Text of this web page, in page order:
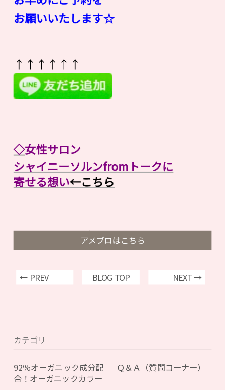
お願いいたします☆
↑↑↑↑↑↑
◇女性サロン
シャイニーソルンfromトークに
寄せる想い←こちら
アメブロはこちら
← PREV BLOG TOP NEXT →
カテゴリ
92％オーガニック成分配
合！オーガニックカラー
Ｑ＆Ａ（質問コーナー）